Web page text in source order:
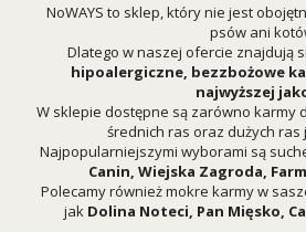
NoWAYS to sklep, który nie jest
psów ani
Dlatego w naszej ofercie znajdują
hipoalergiczne, bezzbożowe
najwyższej
W sklepie dostępne są zarówno karmy
średnich ras oraz dużych ras
Najpopularniejszymi wyborami są
Canin Wiejska Zagroda
Polecamy również mokre karmy w
jak Dolina Noteci Pan Mięsko